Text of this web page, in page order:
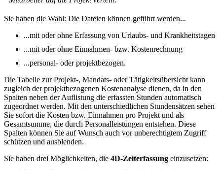
Sie haben die Wahl: Die Dateien können geführt werden...
...mit oder ohne Erfassung von Urlaubs- und Krankheitstagen
...mit oder ohne Einnahmen- bzw. Kostenrechnung
...personal- oder projektbezogen.
Die Tabelle zur Projekt-, Mandats- oder Tätigkeitsübersicht kann
zugleich der projektbezogenen Kostenanalyse dienen, da in den
Spalten neben der Auflistung die erfassten Stunden automatisch
zugeordnet werden. Mit den unterschiedlichen Stundensätzen sehen
Sie sofort die Kosten bzw. Einnahmen pro Projekt und als
Gesamtsumme, die durch Personalleistungen entstehen. Diese
Spalten können Sie auf Wunsch auch vor unberechtigtem Zugriff
schützen und ausblenden.
Sie haben drei Möglichkeiten, die 4D-Zeiterfassung einzusetzen: